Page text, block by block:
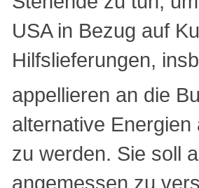
USA in Bezug auf
Hilfslieferungen,
appellieren an die
alternative
zu werden. Sie soll
angemessen zu